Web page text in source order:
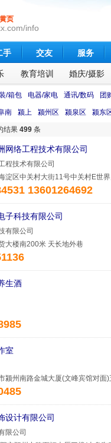
页
info
手 交友 服务
教育培训 婚庆/摄影
/箱包 电器/家电 通讯/数码 团
南 颍上 颍州区 颍泉区 颍东
结果 499 条
网络工程技术有限公司
程技术有限公司
淀区中关村大街11号中关村E世
13601264692
子科技有限公司
有限公司
大楼南200米 天长地外巷
生酒
室
颍州南路金城大厦(文峰宾馆对面
设计有限公司
限公司